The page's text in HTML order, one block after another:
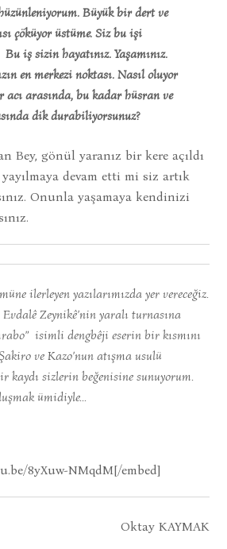
Büyük bir dert ve
çöküyor üstüme. Siz bu işi
iş sizin hayatınız. Yaşamınız.
en merkezi noktası. Nasıl oluyor
acı arasında, bu kadar hüsran ve
dik durabiliyorsunuz?
Bey, gönül yaranız bir kere açıldı
devam etti mi siz artık
Onunla yaşamaya kendinizi
ilerleyen yazılarımızda yer vereceğiz.
Evdalê Zeynikê’nin yaralı turnasına
isimli dengbêji eserin bir kısmını
ve Kazo’nun atışma usulü
kaydı sizlerin beğenisine sunuyorum.
ümidiyle…
8yXuw-NMqdM[/embed]
Oktay KAYMAK